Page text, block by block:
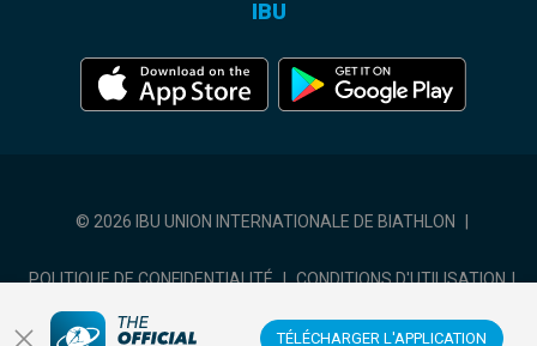
TÉLÉCHARGER L'APPLICATION
IBU
© 2026 IBU UNION INTERNATIONALE DE BIATHLON
POLITIQUE DE CONFIDENTIALITÉ | CONDITIONS D'UTILISATION |
COOKIES SETTINGS